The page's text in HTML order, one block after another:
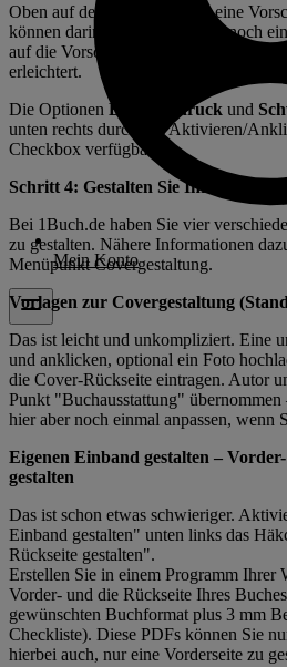
Mein Konto
Oben auf der Seite sehen Sie eine
können darin blättern und alles noch
auf die Vorschau vergrößert die
erleichtert.
Die Optionen Einseitendruck und
unten rechts durch das Aktivieren/
Checkbox verfügbar.
Schritt 4: Gestalten Sie Ihr Cover
Bei 1Buch.de haben Sie vier
zu gestalten. Nähere Informationen
MenüpunktCovergestaltung.
Vorlagen zur Covergestaltung
Das ist leicht und unkompliziert. Eine
und anklicken, optional ein Foto
die Cover-Rückseite eintragen. Autor
Punkt "Buchausstattung" übernommen
hier aber noch einmal anpassen, wenn
Eigenen Einband gestalten –
gestalten
Das ist schon etwas schwieriger.
Einband gestalten" unten links das
Rückseite gestalten".
Erstellen Sie in einem Programm Ihrer
Vorder- und die Rückseite Ihres
gewünschten Buchformat plus 3 mm
Checkliste). Diese PDFs können Sie
hierbei auch, nur eine Vorderseite zu